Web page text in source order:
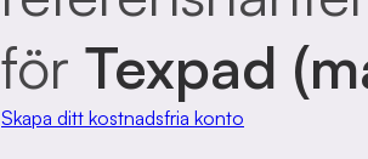
för Texpad
Skapa ditt kostnadsfria konto